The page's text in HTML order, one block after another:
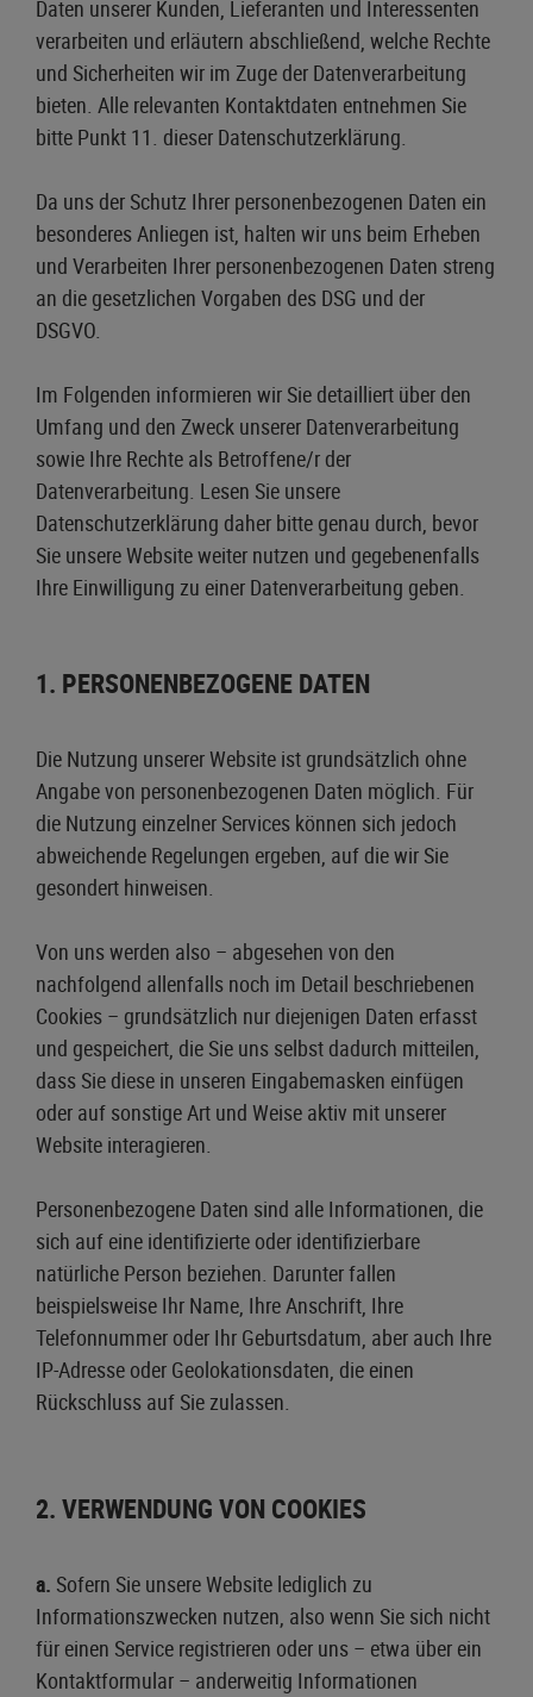
Daten unserer Kunden, Lieferanten und Interessenten
verarbeiten und erläutern abschließend, welche Rechte
und Sicherheiten wir im Zuge der Datenverarbeitung
bieten. Alle relevanten Kontaktdaten entnehmen Sie
bitte Punkt 11. dieser Datenschutzerklärung.
Da uns der Schutz Ihrer personenbezogenen Daten ein
besonderes Anliegen ist, halten wir uns beim Erheben
und Verarbeiten Ihrer personenbezogenen Daten streng
an die gesetzlichen Vorgaben des DSG und der
DSGVO.
Im Folgenden informieren wir Sie detailliert über den
Umfang und den Zweck unserer Datenverarbeitung
sowie Ihre Rechte als Betroffene/r der
Datenverarbeitung. Lesen Sie unsere
Datenschutzerklärung daher bitte genau durch, bevor
Sie unsere Website weiter nutzen und gegebenenfalls
Ihre Einwilligung zu einer Datenverarbeitung geben.
1. PERSONENBEZOGENE DATEN
Die Nutzung unserer Website ist grundsätzlich ohne
Angabe von personenbezogenen Daten möglich. Für
die Nutzung einzelner Services können sich jedoch
abweichende Regelungen ergeben, auf die wir Sie
gesondert hinweisen.
Von uns werden also – abgesehen von den
nachfolgend allenfalls noch im Detail beschriebenen
Cookies – grundsätzlich nur diejenigen Daten erfasst
und gespeichert, die Sie uns selbst dadurch mitteilen,
dass Sie diese in unseren Eingabemasken einfügen
oder auf sonstige Art und Weise aktiv mit unserer
Website interagieren.
Personenbezogene Daten sind alle Informationen, die
sich auf eine identifizierte oder identifizierbare
natürliche Person beziehen. Darunter fallen
beispielsweise Ihr Name, Ihre Anschrift, Ihre
Telefonnummer oder Ihr Geburtsdatum, aber auch Ihre
IP-Adresse oder Geolokationsdaten, die einen
Rückschluss auf Sie zulassen.
2. VERWENDUNG VON COOKIES
a. Sofern Sie unsere Website lediglich zu
Informationszwecken nutzen, also wenn Sie sich nicht
für einen Service registrieren oder uns – etwa über ein
Kontaktformular – anderweitig Informationen